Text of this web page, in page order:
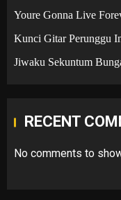
Youre Gonna Live
Kunci Gitar Perunggu
Jiwaku Sekuntum
RECENT
No comments to